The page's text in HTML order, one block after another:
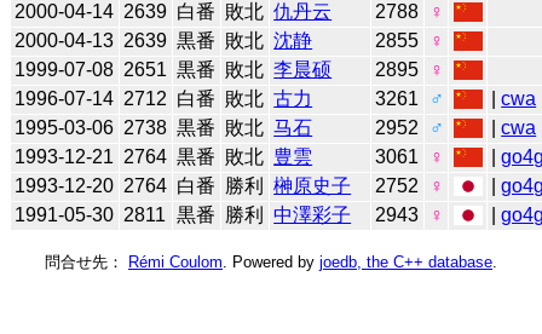
2000-04-14 2639 白番 敗北 仇丹云 2788
♀
2000-04-13 2639 黒番 敗北 沈静 2855
♀
1999-07-08 2651 黒番 敗北 李晨硕 2895
♀
1996-07-14 2712 白番 敗北 古力 3261 ♂ |cwa
1995-03-06 2738 黒番 敗北 马石 2952 ♂ |cwa
1993-12-21 2764 黒番 敗北 豊雲 3061 ♀ |
1993-12-20 2764 白番 勝利 榊原史子 2752 ♀ |
1991-05-30 2811 黒番 勝利 中澤彩子 2943 ♀ |
問合せ先： Rémi Coulom . Powered by joedb, the C++ database